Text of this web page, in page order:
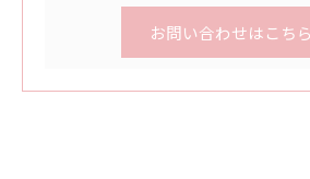
お問い合わせはこちら